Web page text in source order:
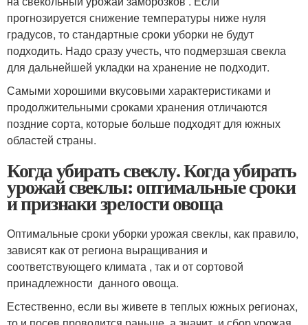
прогнозируется снижение температуры ниже нуля
градусов, то стандартные сроки уборки не будут
подходить. Надо сразу учесть, что подмерзшая свекла
для дальнейшей укладки на хранение не подходит.
Самыми хорошими вкусовыми характеристиками и
продолжительными сроками хранения отличаются
поздние сорта, которые больше подходят для южных
областей страны.
Когда убирать свеклу. Когда убирать
урожай свеклы: оптимальные сроки
и признаки зрелости овоща
Оптимальные сроки уборки урожая свеклы, как правило,
зависят как от региона выращивания и
соответствующего климата , так и от сортовой
принадлежности данного овоща.
Естественно, если вы живете в теплых южных регионах,